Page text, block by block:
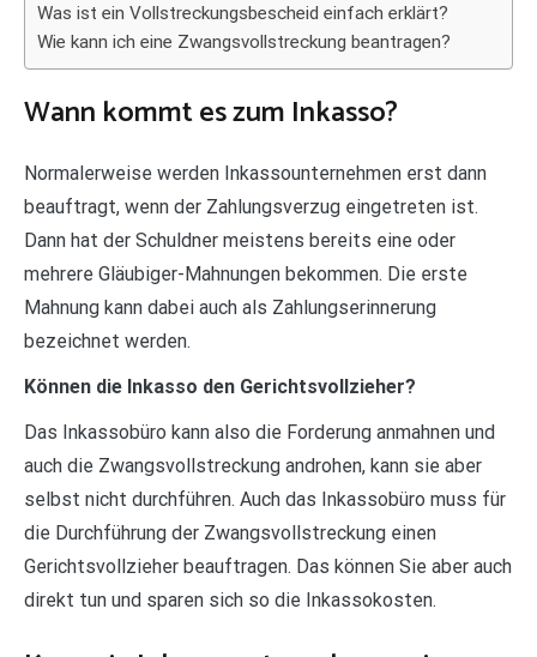
Was ist ein Vollstreckungsbescheid einfach erklärt?
Wie kann ich eine Zwangsvollstreckung beantragen?
Wann kommt es zum Inkasso?
Normalerweise werden Inkassounternehmen erst dann
beauftragt, wenn der Zahlungsverzug eingetreten ist.
Dann hat der Schuldner meistens bereits eine oder
mehrere Gläubiger-Mahnungen bekommen. Die erste
Mahnung kann dabei auch als Zahlungserinnerung
bezeichnet werden.
Können die Inkasso den Gerichtsvollzieher?
Das Inkassobüro kann also die Forderung anmahnen und
auch die Zwangsvollstreckung androhen, kann sie aber
selbst nicht durchführen. Auch das Inkassobüro muss für
die Durchführung der Zwangsvollstreckung einen
Gerichtsvollzieher beauftragen. Das können Sie aber auch
direkt tun und sparen sich so die Inkassokosten.